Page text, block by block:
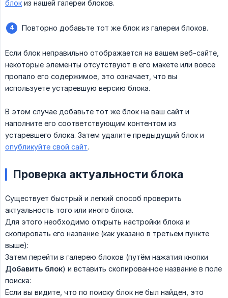
блок из нашей галереи блоков.
Повторно добавьте тот же блок из галереи блоков.
Если блок неправильно отображается на вашем веб-сайте,
некоторые элементы отсутствуют в его макете или вовсе
пропало его содержимое, это означает, что вы
используете устаревшую версию блока.
В этом случае добавьте тот же блок на ваш сайт и
наполните его соответствующим контентом из
устаревшего блока. Затем удалите предыдущий блок и
опубликуйте свой сайт.
Проверка актуальности блока
Существует быстрый и легкий способ проверить
актуальность того или иного блока.
Для этого необходимо открыть настройки блока и
скопировать его название (как указано в третьем пункте
выше):
Затем перейти в галерею блоков (путём нажатия кнопки
Добавить блок) и вставить скопированное название в поле
поиска:
Если вы видите, что по поиску блок не был найден, это